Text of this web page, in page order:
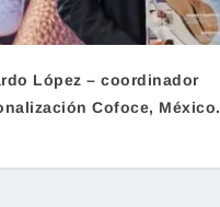
López – coordinador
Cofoce, México.